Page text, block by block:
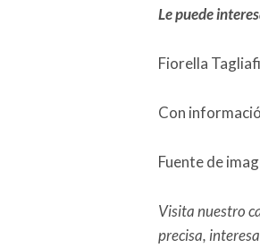
Le puede
Fiorella
Con
Fuente de
Visita nuestro
precisa,